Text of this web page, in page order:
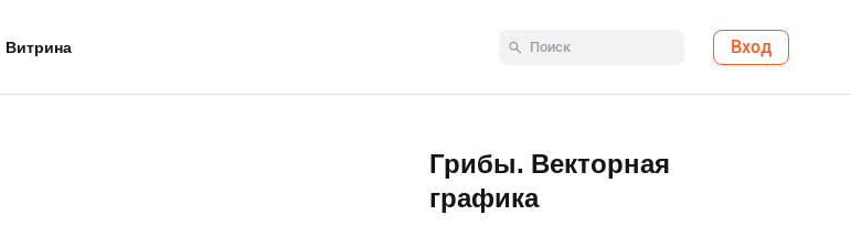
Витрина Вход
Грибы. Векторная
графика